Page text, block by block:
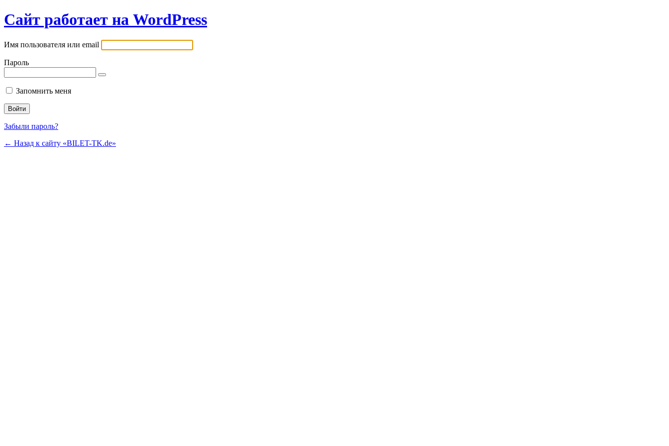
Сайт работает на WordPress
Имя пользователя или email
Пароль
Запомнить меня
Забыли пароль?
← Назад к сайту «BILET-TK.de»